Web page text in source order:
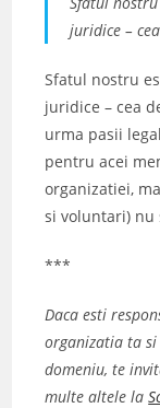
juridice –
Sfatul nostru
juridice – cea
urma pasii
pentru acei
organizatiei,
si voluntari)
***
Daca esti
organizatia ta
domeniu, te
multe altele la